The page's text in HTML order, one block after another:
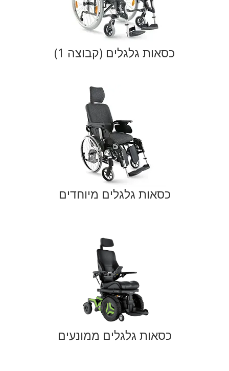
כסאות גלגלים (קבוצה 1)
כסאות גלגלים מיוחדים
כסאות גלגלים ממונעים